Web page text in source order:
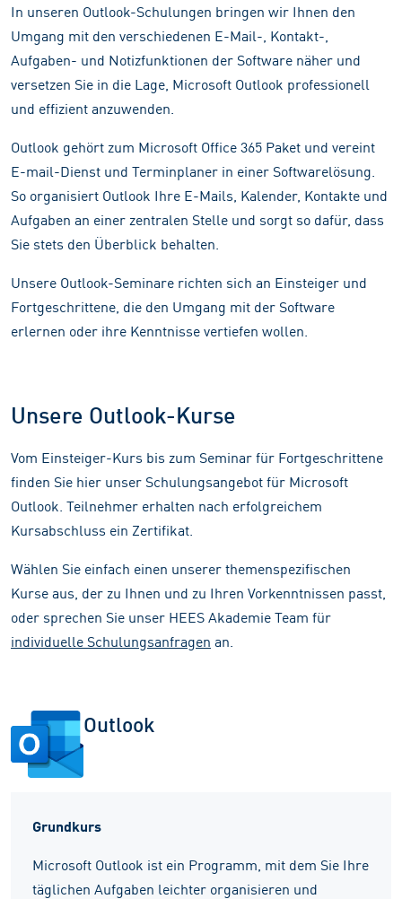
In unseren Outlook-Schulungen bringen wir Ihnen den
Umgang mit den verschiedenen E-Mail-, Kontakt-,
Aufgaben- und Notizfunktionen der Software näher und
versetzen Sie in die Lage, Microsoft Outlook professionell
und effizient anzuwenden.
Outlook gehört zum Microsoft Office 365 Paket und vereint
E-mail-Dienst und Terminplaner in einer Softwarelösung.
So organisiert Outlook Ihre E-Mails, Kalender, Kontakte und
Aufgaben an einer zentralen Stelle und sorgt so dafür, dass
Sie stets den Überblick behalten.
Unsere Outlook-Seminare richten sich an Einsteiger und
Fortgeschrittene, die den Umgang mit der Software
erlernen oder ihre Kenntnisse vertiefen wollen.
Unsere Outlook-Kurse
Vom Einsteiger-Kurs bis zum Seminar für Fortgeschrittene
finden Sie hier unser Schulungsangebot für Microsoft
Outlook. Teilnehmer erhalten nach erfolgreichem
Kursabschluss ein Zertifikat.
Wählen Sie einfach einen unserer themenspezifischen
Kurse aus, der zu Ihnen und zu Ihren Vorkenntnissen passt,
oder sprechen Sie unser HEES Akademie Team für
individuelle Schulungsanfragen an.
Outlook
Grundkurs
Microsoft Outlook ist ein Programm, mit dem Sie Ihre
täglichen Aufgaben leichter organisieren und